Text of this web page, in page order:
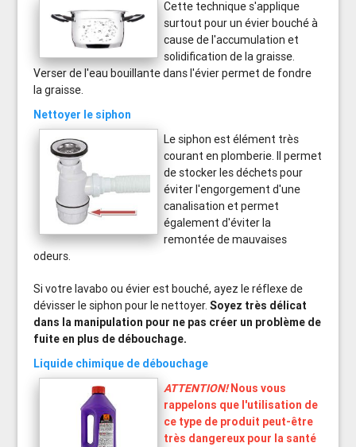
Cette technique s'applique
surtout pour un évier bouché à
cause de l'accumulation et
solidification de la graisse.
Verser de l'eau bouillante dans l'évier permet de fondre
la graisse.
Nettoyer le siphon
Le siphon est élément très
courant en plomberie. Il permet
de stocker les déchets pour
éviter l'engorgement d'une
canalisation et permet
également d'éviter la
remontée de mauvaises
odeurs.
Si votre lavabo ou évier est bouché, ayez le réflexe de
dévisser le siphon pour le nettoyer.Soyez très délicat
dans la manipulation pour ne pas créer un problème de
fuite en plus de débouchage.
Liquide chimique de débouchage
ATTENTION!Nous vous
rappelons que l'utilisation de
ce type de produit peut-être
très dangereux pour la santé